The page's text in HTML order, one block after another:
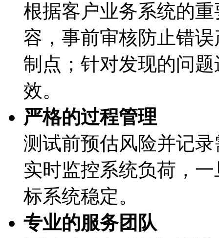
根据客户业务系统的
容，事前审核防止错
制点；针对发现的问题
效。
严格的过程管理
测试前预估风险并记录
实时监控系统负荷，
标系统稳定。
专业的服务团队